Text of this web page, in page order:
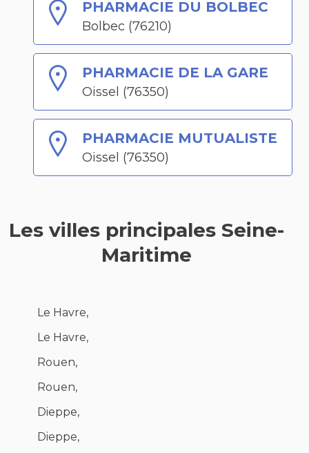
PHARMACIE DU BOLBEC
Bolbec (76210)
PHARMACIE DE LA GARE
Oissel (76350)
PHARMACIE MUTUALISTE
Oissel (76350)
Les villes principales Seine-
Maritime
Le Havre,
Le Havre,
Rouen,
Rouen,
Dieppe,
Dieppe,